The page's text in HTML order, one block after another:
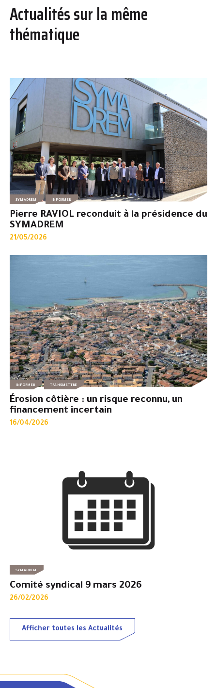
Actualités sur la même
thématique
SYMADREM INFORMER
Pierre RAVIOL reconduit à la présidence du
SYMADREM
21/05/2026
INFORMER TRANSMETTRE
Érosion côtière : un risque reconnu, un
financement incertain
16/04/2026
SYMADREM
Comité syndical 9 mars 2026
26/02/2026
Afficher toutes les Actualités